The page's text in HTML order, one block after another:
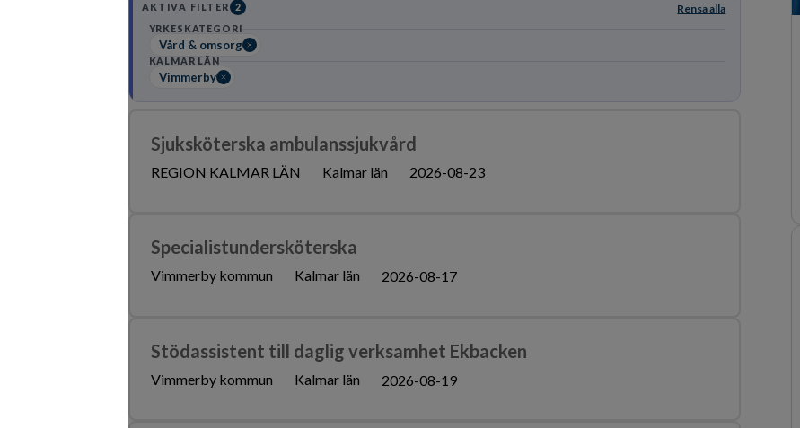
AKTIVA FILTER 2 Rensa alla
YRKESKATEGORI
Vård & omsorg
KALMAR LÄN
Vimmerby
Sjuksköterska ambulanssjukvård
REGION KALMAR LÄN Kalmar län 2026-08-23
Specialistundersköterska
Vimmerby kommun Kalmar län 2026-08-17
Stödassistent till daglig verksamhet Ekbacken
Vimmerby kommun Kalmar län 2026-08-19